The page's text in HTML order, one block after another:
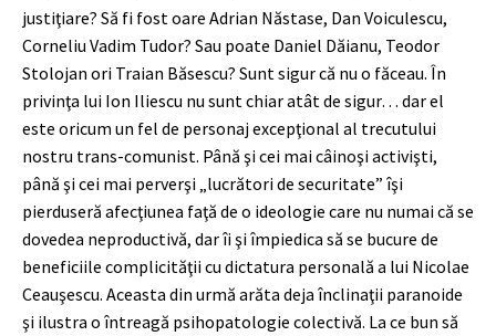
justiţiare? Să fi fost oare Adrian Năstase, Dan Voiculescu,
Corneliu Vadim Tudor? Sau poate Daniel Dăianu, Teodor
Stolojan ori Traian Băsescu? Sunt sigur că nu o făceau. În
privinţa lui Ion Iliescu nu sunt chiar atât de sigur… dar el
este oricum un fel de personaj excepţional al trecutului
nostru trans-comunist. Până şi cei mai câinoşi activişti,
până şi cei mai perverşi „lucrători de securitate” îşi
pierduseră afecţiunea faţă de o ideologie care nu numai că se
dovedea neproductivă, dar îi şi împiedica să se bucure de
beneficiile complicităţii cu dictatura personală a lui Nicolae
Ceauşescu. Aceasta din urmă arăta deja înclinaţii paranoide
şi ilustra o întreagă psihopatologie colectivă. La ce bun să